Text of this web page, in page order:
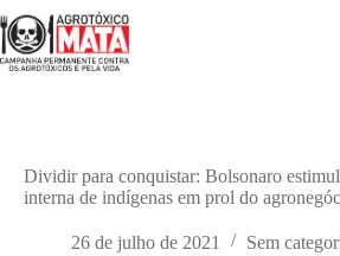
para
o
conteúdo
Dividir para conquistar: Bolsonaro
interna de indígenas em prol do
26 de julho de 2021 Sem